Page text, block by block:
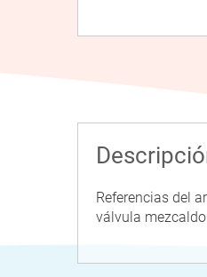
Referencias del
válvula